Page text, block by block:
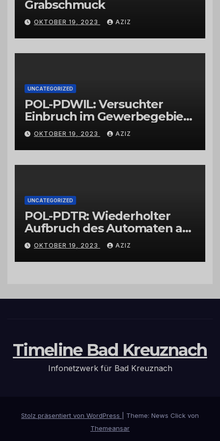
Grabschmuck
OKTOBER 19, 2023 AZIZ
UNCATEGORIZED
POL-PDWIL: Versuchter
Einbruch im Gewerbegebiet
Wittlich
OKTOBER 19, 2023 AZIZ
UNCATEGORIZED
POL-PDTR: Wiederholter
Aufbruch des Automaten am
Wohnmobilstellplatz in
Hermeskeil am Labachweg
OKTOBER 19, 2023 AZIZ
Timeline Bad Kreuznach
Infonetzwerk für Bad Kreuznach
Stolz präsentiert von WordPress
Theme: News Click von
Themeansar